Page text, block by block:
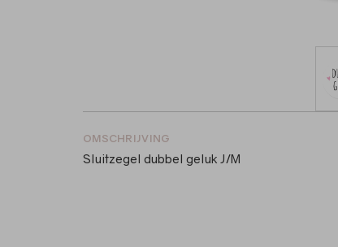
OMSCHRIJVING
Sluitzegel dubbel geluk J/M